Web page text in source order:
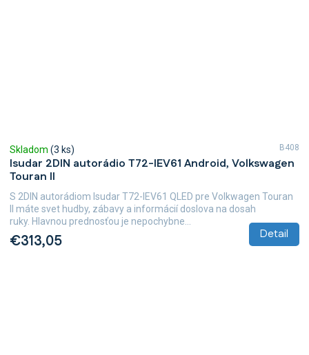
Isudar 2DIN autorádio T72-IEV61 Android, Volkswagen
Touran II
Skladom (3 ks)
€313,05 Detail
S 2DIN autorádiom Isudar T72-IEV61 QLED pre Volkwagen Touran
II máte svet hudby, zábavy a informácií doslova na dosah
ruky. Hlavnou prednosťou je nepochybne...
B408